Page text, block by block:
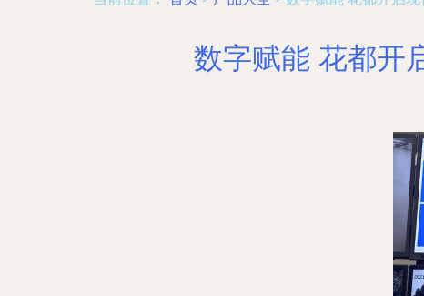
数字赋能 花都开